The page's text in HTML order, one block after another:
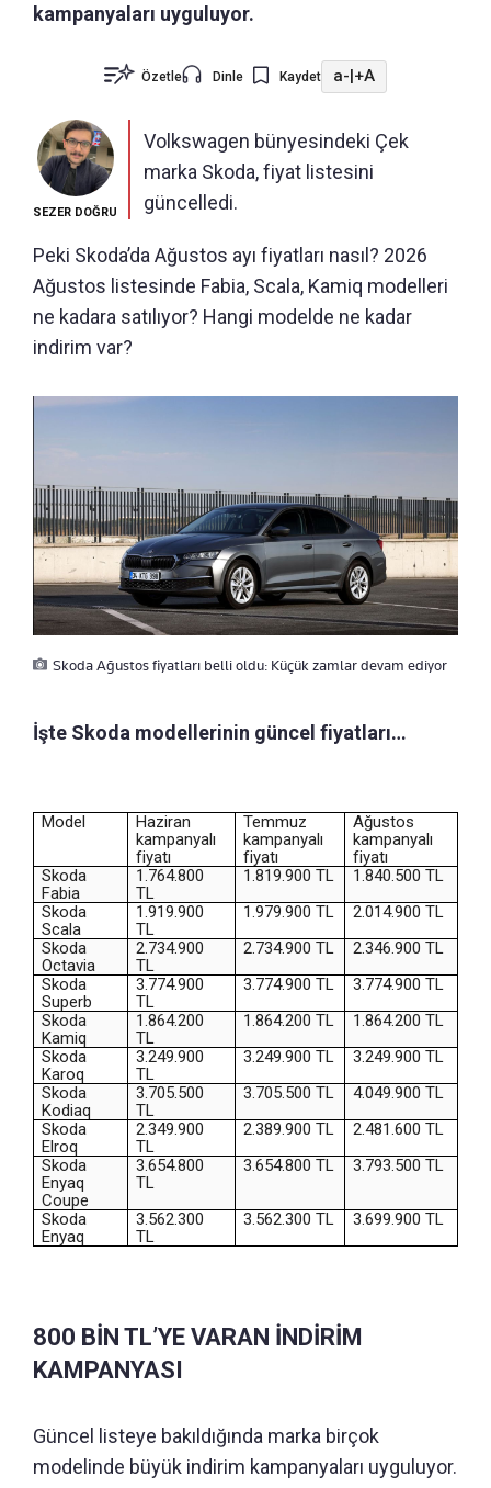
kampanyaları uyguluyor.
Özetle Dinle Kaydet a-|+A
SEZER DOĞRU
Volkswagen bünyesindeki Çek
marka Skoda, fiyat listesini
güncelledi.
Peki Skoda’da Ağustos ayı fiyatları nasıl? 2026
Ağustos listesinde Fabia, Scala, Kamiq modelleri
ne kadara satılıyor? Hangi modelde ne kadar
indirim var?
Skoda Ağustos fiyatları belli oldu: Küçük zamlar devam ediyor
İşte Skoda modellerinin güncel fiyatları…
Model
Haziran
kampanyalı
fiyatı
Temmuz
kampanyalı
fiyatı
Ağustos
kampanyalı
fiyatı
Skoda
Fabia
1.764.800
TL
1.819.900 TL
1.840.500 TL
Skoda
Scala
1.919.900
TL
1.979.900 TL
2.014.900 TL
Skoda
Octavia
2.734.900
TL
2.734.900 TL
2.346.900 TL
Skoda
Superb
3.774.900
TL
3.774.900 TL
3.774.900 TL
Skoda
Kamiq
1.864.200
TL
1.864.200 TL
1.864.200 TL
Skoda
Karoq
3.249.900
TL
3.249.900 TL
3.249.900 TL
Skoda
Kodiaq
3.705.500
TL
3.705.500 TL
4.049.900 TL
Skoda
Elroq
2.349.900
TL
2.389.900 TL
2.481.600 TL
Skoda
Enyaq
Coupe
3.654.800
TL
3.654.800 TL 3.793.500 TL
Skoda
Enyaq
3.562.300
TL
3.562.300 TL 3.699.900 TL
800 BİN TL’YE VARAN İNDİRİM
KAMPANYASI
Güncel listeye bakıldığında marka birçok
modelinde büyük indirim kampanyaları uyguluyor.